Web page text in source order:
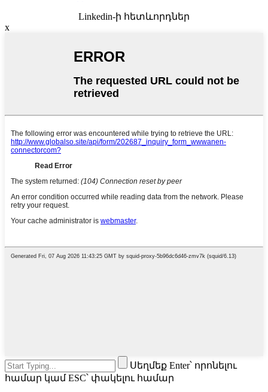
Linkedin-ի հետևորդներ
x
Սեղմեք Enter՝ որոնելու
համար կամ ESC՝ փակելու համար